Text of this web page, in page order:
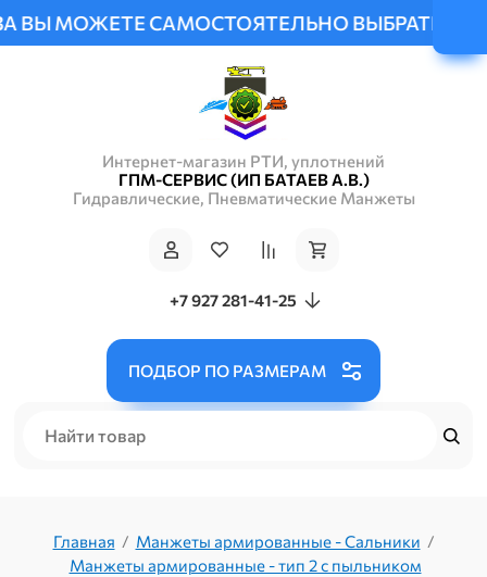
САМОСТОЯТЕЛЬНО ВЫБРАТЬ
Интернет-магазин РТИ, уплотнений
ГПМ-СЕРВИС (ИП БАТАЕВ А.В.)
Гидравлические, Пневматические Манжеты
+7 927 281-41-25
ПОДБОР ПО РАЗМЕРАМ
Главная / Манжеты армированные - Сальники /
Манжеты армированные - тип 2 с пыльником